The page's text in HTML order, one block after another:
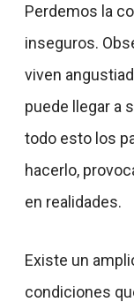
Perdemos la
inseguros.
viven
puede llegar a
todo esto los
hacerlo,
en realidades.
Existe un
condiciones